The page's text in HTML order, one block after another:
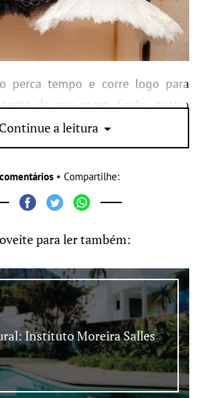
perca tempo e corre logo para
da sua mom. Serão quatro
e os ingressos limitados.
Continue a leitura
• Compartilhe:
para ler também:
Instituto Moreira Salles